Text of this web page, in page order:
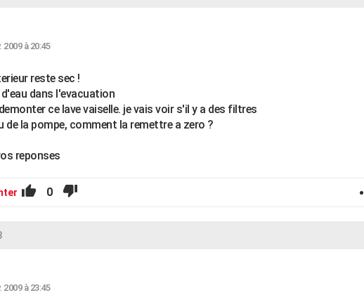
2009 à 20:45
reste sec !
dans l'evacuation
ce lave vaiselle. je vais voir s'il y a des filtres
de la pompe, comment la remettre a zero ?
reponses
0
2009 à 23:45